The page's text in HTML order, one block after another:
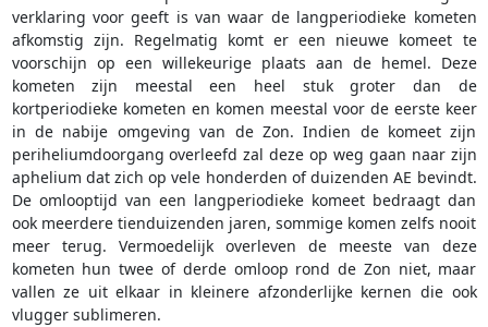
verklaring voor geeft is van waar de langperiodieke kometen
afkomstig zijn. Regelmatig komt er een nieuwe komeet te
voorschijn op een willekeurige plaats aan de hemel. Deze
kometen zijn meestal een heel stuk groter dan de
kortperiodieke kometen en komen meestal voor de eerste keer
in de nabije omgeving van de Zon. Indien de komeet zijn
periheliumdoorgang overleefd zal deze op weg gaan naar zijn
aphelium dat zich op vele honderden of duizenden AE bevindt.
De omlooptijd van een langperiodieke komeet bedraagt dan
ook meerdere tienduizenden jaren, sommige komen zelfs nooit
meer terug. Vermoedelijk overleven de meeste van deze
kometen hun twee of derde omloop rond de Zon niet, maar
vallen ze uit elkaar in kleinere afzonderlijke kernen die ook
vlugger sublimeren.